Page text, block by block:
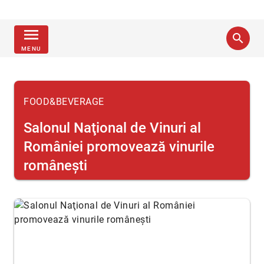
menu
MENU
search
FOOD&BEVERAGE
Salonul Naţional de Vinuri al
României promovează vinurile
româneşti